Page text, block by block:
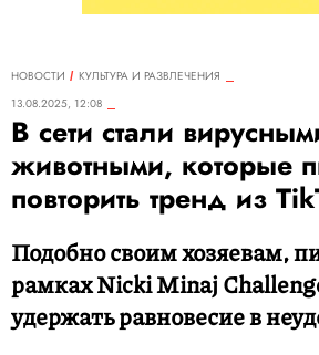
НОВОСТИ
КУЛЬТУРА И РАЗВЛЕЧЕНИЯ
13.08.2025, 12:08
В сети стали
животными, которые
повторить тренд из
Подобно своим хозяевам,
рамках Nicki Minaj
удержать равновесие в